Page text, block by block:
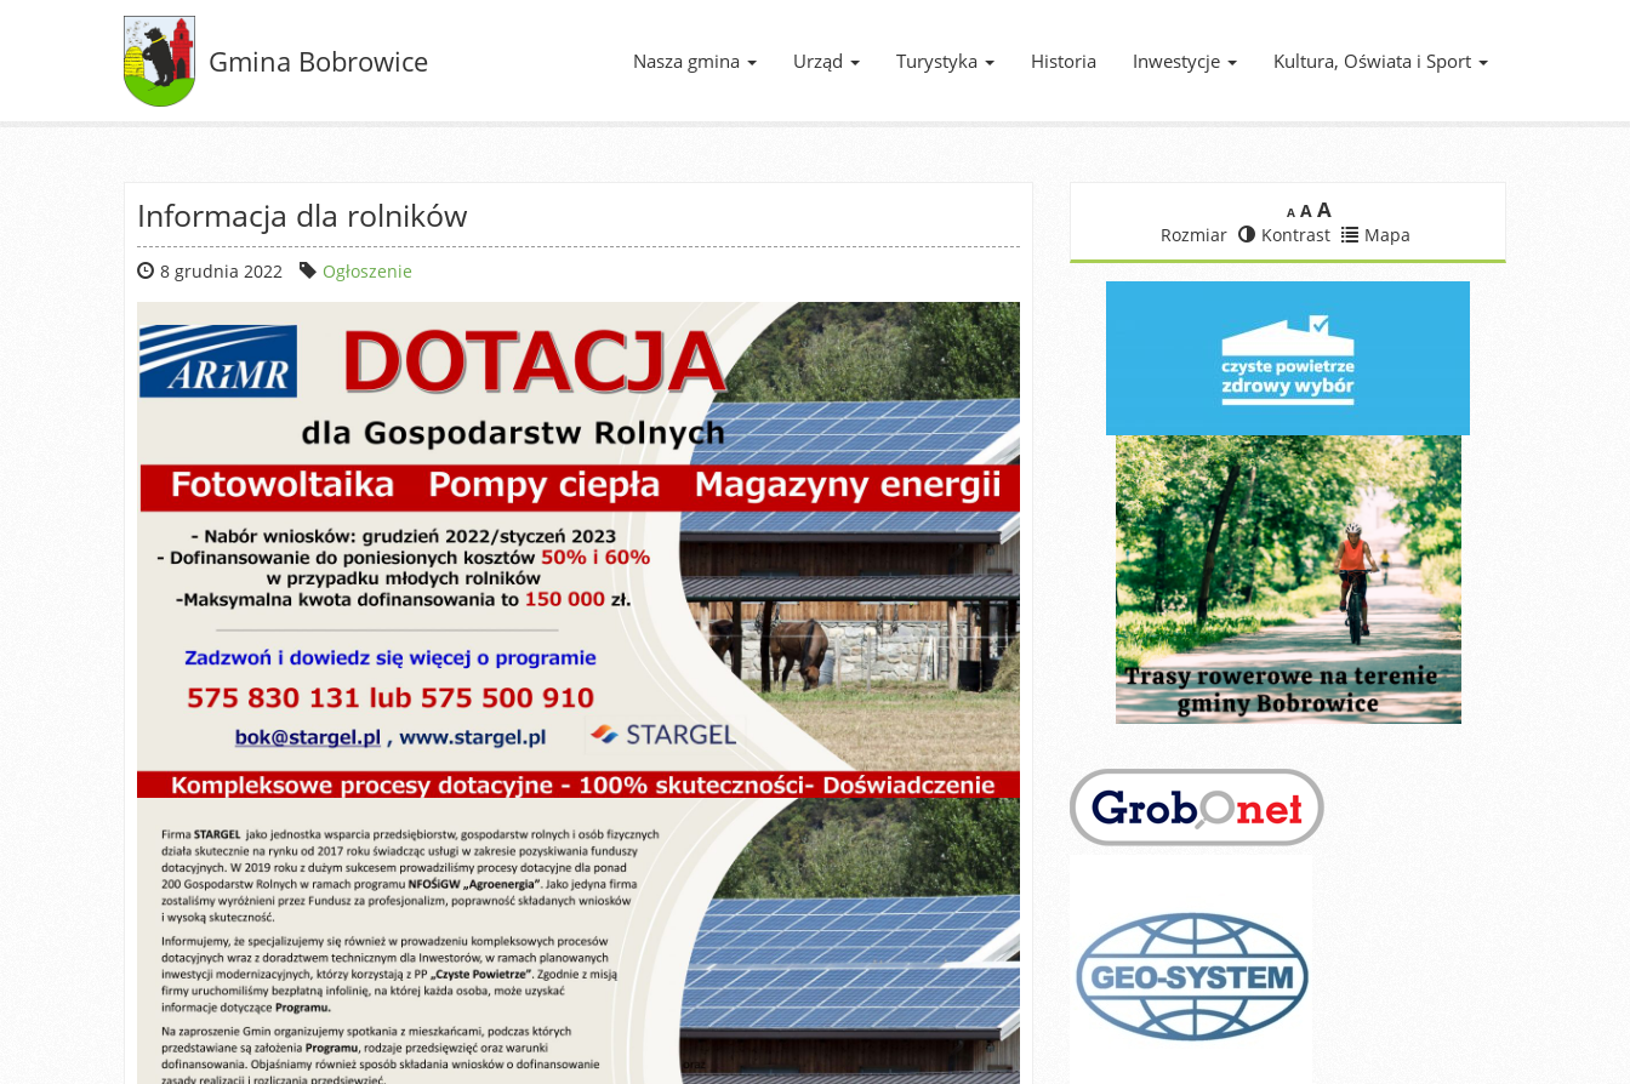
Gmina Bobrowice Nasza gmina Urząd Turystyka Historia Inwestycje Kultura, Oświata i Sport
Informacja dla rolników
8 grudnia 2022 Ogłoszenie
A A A
Rozmiar Kontrast Mapa